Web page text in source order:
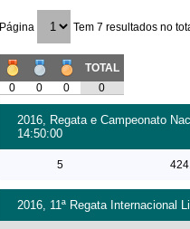
Página Tem 7 resultados no
TOTAL
0
0 0 0
2016, Regata e Campeonato
14:50:00
5
2016, 11ª Regata Internacional